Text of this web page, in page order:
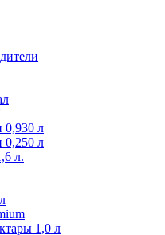
0,930 л
0,250 л
л.
1,0 л